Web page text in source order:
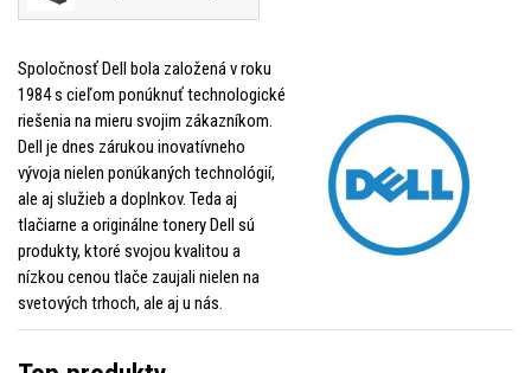
Spoločnosť Dell bola založená v roku
1984 s cieľom ponúknuť technologické
riešenia na mieru svojim zákazníkom.
Dell je dnes zárukou inovatívneho
vývoja nielen ponúkaných technológií,
ale aj služieb a doplnkov. Teda aj
tlačiarne a originálne tonery Dell sú
produkty, ktoré svojou kvalitou a
nízkou cenou tlače zaujali nielen na
svetových trhoch, ale aj u nás.